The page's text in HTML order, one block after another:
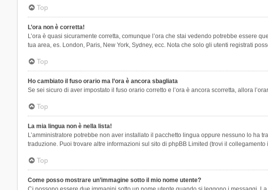
Top
L’ora non è corretta!
L’ora è quasi sicuramente corretta, comunque l’ora che stai vedendo potrebbe essere
tua area, es. London, Paris, New York, Sydney, ecc. Nota che solo gli utenti registrati
Top
Ho cambiato il fuso orario ma l’ora è ancora sbagliata
Se sei sicuro di aver impostato il fuso orario corretto e l’ora è ancora scorretta, allora
Top
La mia lingua non è nella lista!
L’amministratore potrebbe non aver installato il pacchetto lingua oppure nessuno lo ha
traduzione. Puoi trovare altre informazioni sul sito di phpBB Limited (trovi il
Top
Come posso mostrare un’immagine sotto il mio nome utente?